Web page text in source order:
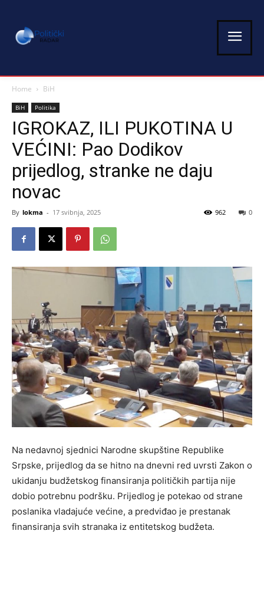
Home BiH
BiH Politika
IGROKAZ, ILI PUKOTINA U
VEĆINI: Pao Dodikov
prijedlog, stranke ne daju
novac
By lokma - 17 svibnja, 2025 0
962
Na nedavnoj sjednici Narodne skupštine Republike
Srpske, prijedlog da se hitno na dnevni red uvrsti Zakon o
ukidanju budžetskog finansiranja političkih partija nije
dobio potrebnu podršku. Prijedlog je potekao od strane
poslanika vladajuće većine, a predviđao je prestanak
finansiranja svih stranaka iz entitetskog budžeta.